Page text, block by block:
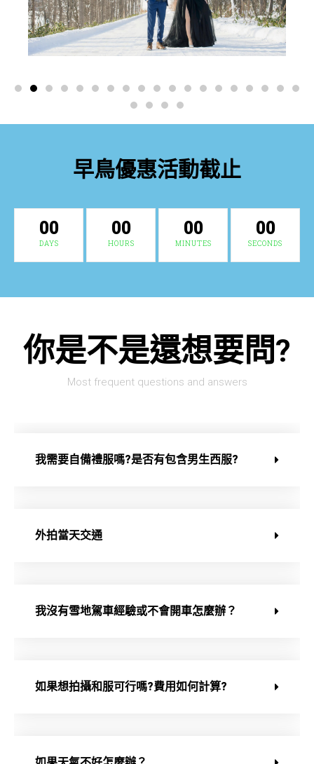
早鳥優惠活動截止
00
DAYS
00
HOURS
00
MINUTES
00
SECONDS
你是不是還想要問?
Most frequent questions and answers
我需要自備禮服嗎?是否有包含男生西服?
外拍當天交通
我沒有雪地駕車經驗或不會開車怎麼辦？
如果想拍攝和服可行嗎?費用如何計算?